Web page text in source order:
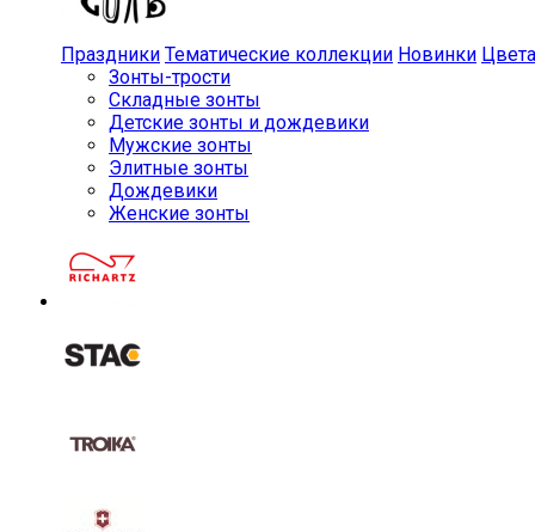
Праздники Тематические коллекции Новинки Цвета
Зонты-трости
Складные зонты
Детские зонты и дождевики
Мужские зонты
Элитные зонты
Дождевики
Женские зонты